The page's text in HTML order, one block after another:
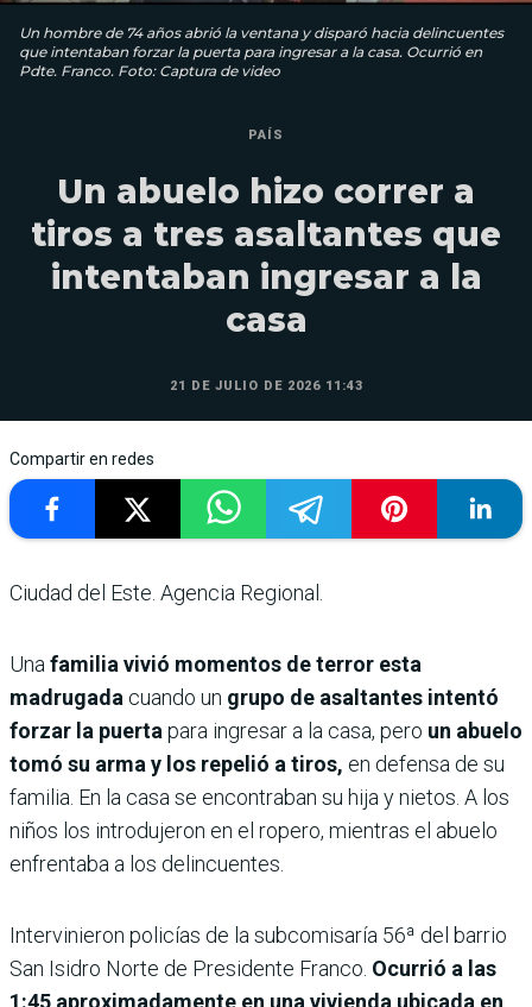
Un hombre de 74 años abrió la ventana y disparó hacia delincuentes
que intentaban forzar la puerta para ingresar a la casa. Ocurrió en
Pdte. Franco. Foto: Captura de video
PAÍS
Un abuelo hizo correr a
tiros a tres asaltantes que
intentaban ingresar a la
casa
21 DE JULIO DE 2026 11:43
Compartir en redes
Ciudad del Este. Agencia Regional.
Unafamilia vivió momentos de terror esta
madrugada cuando un grupo de asaltantes intentó
forzar la puertapara ingresar a la casa, pero un abuelo
tomó su arma y los repelió a tiros, en defensa de su
familia. En la casa se encontraban su hija y nietos. A los
niños los introdujeron en el ropero, mientras el abuelo
enfrentaba a los delincuentes.
Intervinieron policías de la subcomisaría 56ª del barrio
San Isidro Norte de Presidente Franco. Ocurrió a las